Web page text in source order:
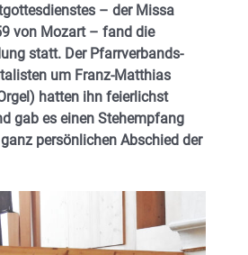
– der Missa
von Mozart – fand die
statt. Der Pfarrverbands-
um Franz-Matthias
hatten ihn feierlichst
gab es einen Stehempfang
persönlichen Abschied der